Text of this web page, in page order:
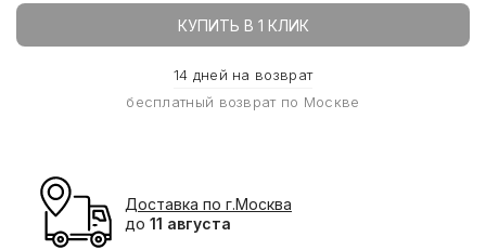
КУПИТЬ В 1 КЛИК
14 дней на возврат
бесплатный возврат по Москве
Доставка по г.Москва
до 11 августа